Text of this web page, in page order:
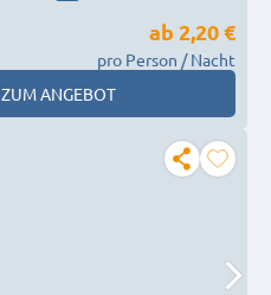
ab 2,20 €
pro Person / Nacht
ZUM ANGEBOT